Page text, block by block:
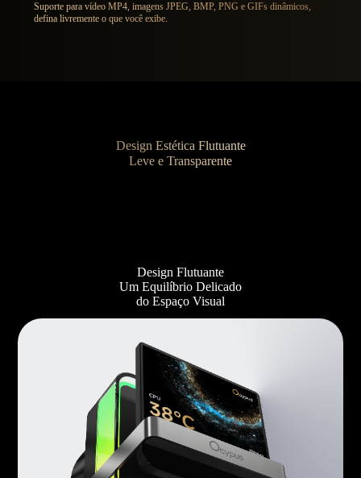
Suporte para vídeo MP4, imagens JPEG, BMP, PNG e GIFs dinâmicos,
defina livremente o que você exibe.
Design Estética Flutuante
Leve e Transparente
Design Flutuante
Um Equilíbrio Delicado
do Espaço Visual